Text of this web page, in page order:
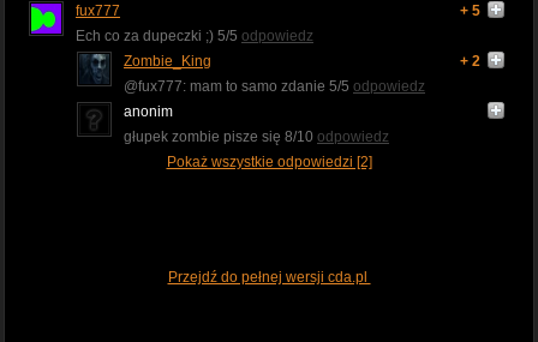
fux777
+ 5
Ech co za dupeczki ;) 5/5 odpowiedz
Zombie_King
+ 2
@fux777: mam to samo zdanie 5/5 odpowiedz
anonim
głupek zombie pisze się 8/10 odpowiedz
Pokaż wszystkie odpowiedzi [2]
Przejdź do pełnej wersji cda.pl